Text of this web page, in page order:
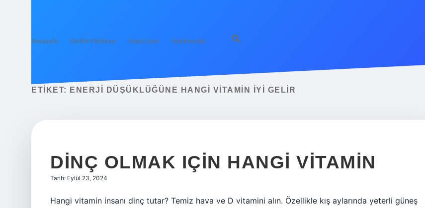
Anasayfa Gizlilik Politikası Yasal Uyarı Hakkımızda
ETIKET: ENERJI DÜŞÜKLÜĞÜNE HANGI VITAMIN IYI GELIR
DINÇ OLMAK IÇIN HANGI VITAMIN
Tarih: Eylül 23, 2024
Hangi vitamin insanı dinç tutar? Temiz hava ve D vitamini alın. Özellikle kış aylarında yeterli güneş